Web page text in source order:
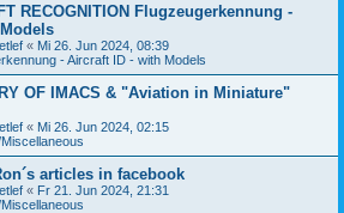
RECOGNITION Flugzeugerkennung -
« Mi 26. Jun 2024, 08:39
- Aircraft ID - with Models
OF IMACS & "Aviation in Miniature"
« Mi 26. Jun 2024, 02:15
articles in facebook
« Fr 21. Jun 2024, 21:31